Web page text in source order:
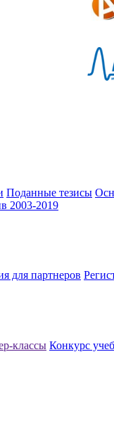
Поданные тезисы
2003-2019
для партнеров
классы Конкурс